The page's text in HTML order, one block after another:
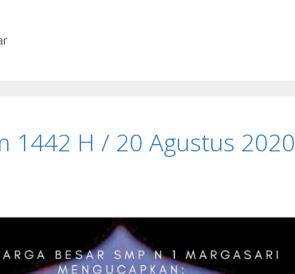
1442 H / 20 Agustus 2020